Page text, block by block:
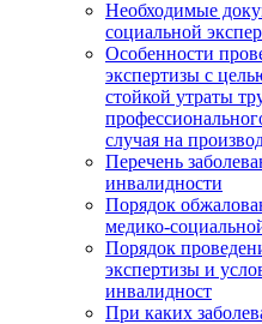
Необходимые
социальной
Особенности
экспертизы с
стойкой утраты
случая на
Перечень
инвалидности
Порядок
медико-
Порядок
экспертизы и
инвалидност
При каких